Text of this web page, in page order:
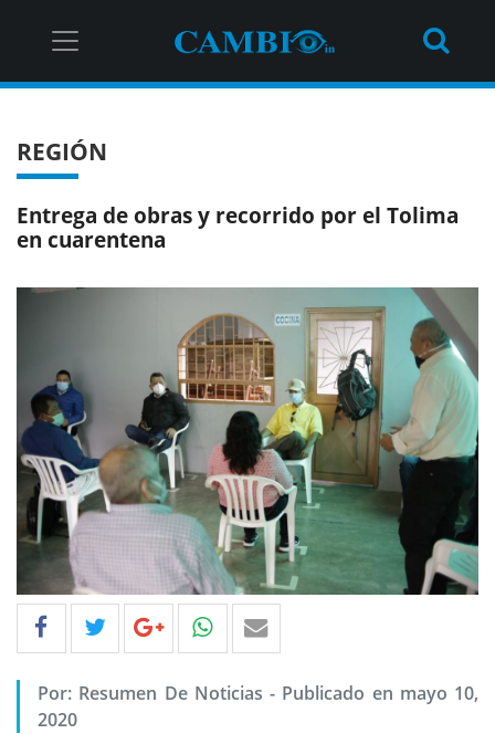
REGIÓN
Entrega de obras y recorrido por el Tolima
en cuarentena
Por: Resumen De Noticias - Publicado en mayo 10,
2020